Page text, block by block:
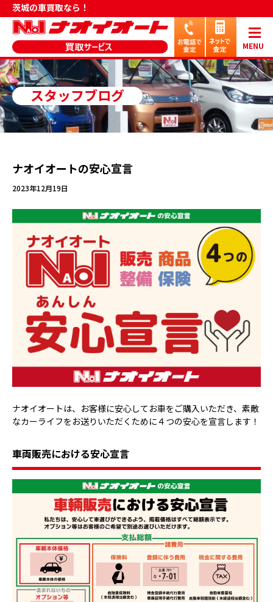
茨城の車買取なら！
MENU
スタッフブログ
ナオイオートの安心宣言
2023年12月19日
ナオイオートは、お客様に安心してお車をご購入いただき、素敵
なカーライフをお送りいただくために４つの安心を宣言します！
車両販売における安心宣言